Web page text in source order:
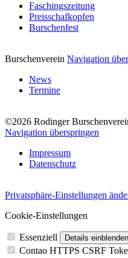
Faschingszeitung
Preisschafkopfen
Burschenfest
Burschenverein Navigation
News
Termine
©2026 Rodinger
Navigation überspringen
Impressum
Datenschutz
Privatsphäre-Einstellungen
Cookie-Einstellungen
Essenziell Details einblenden
Contao HTTPS CSRF